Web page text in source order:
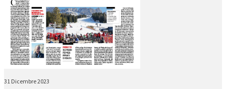
31 Dicembre 2023